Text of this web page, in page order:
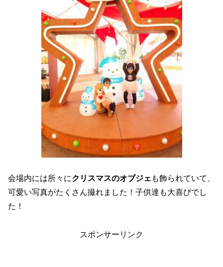
会場内には所々にクリスマスのオブジェ も飾られていて、
可愛い写真がたくさん撮れました！子供達も大喜びでし
た！
スポンサーリンク